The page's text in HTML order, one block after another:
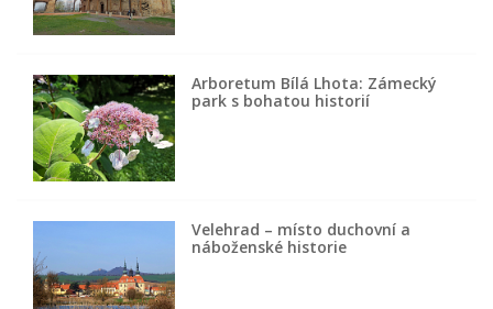
Arboretum Bílá Lhota: Zámecký
park s bohatou historií
Velehrad – místo duchovní a
náboženské historie